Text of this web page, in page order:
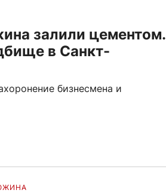
залили цементом.
в Санкт-
бизнесмена и